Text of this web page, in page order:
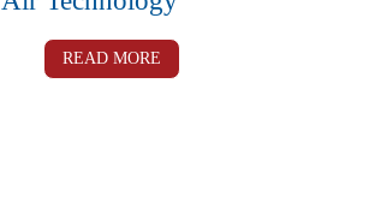
READ MORE